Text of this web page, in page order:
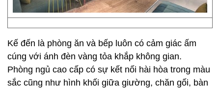
Kế đến là phòng ăn và bếp luôn có cảm giác ấm
cúng với ánh đèn vàng tỏa khắp không gian.
Phòng ngủ cao cấp có sự kết nối hài hòa trong màu
sắc cũng như hình khối giữa giường, chăn gối, bàn